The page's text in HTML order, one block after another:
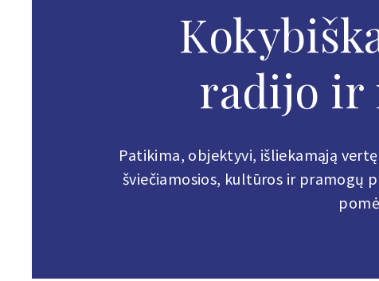
radijo ir
Patikima, objektyvi, išliekamąją
šviečiamosios, kultūros ir pramogų